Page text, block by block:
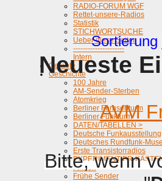
RADIO-FORUM WGF
Rettet-unsere-Radios
Statistik
STICHWORTSUCHE
Ueber diese Seiten
---------------------
Intern
Geraete
Geschichte
100 Jahre
AM-Sender-Sterben
Atomkrieg
Berliner Fernsehturm
Berliner Funkturm
DATEN/TABELLEN >
Deutsche Funkausstellung
Deutsches Rundfunk-
Erste Transistorradios
EXPERIMENTIER-
Firmen
Frühe Sender
Sortierung
Neueste
AVM
Bitte, wenn